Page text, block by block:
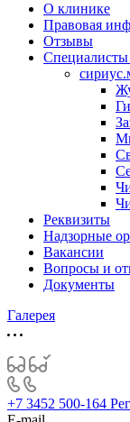
О клинике
Правовая
Отзывы
Специалисты
Реквизиты
Надзорные
Вакансии
Вопросы и
Документы
Галерея
+7 3452 500-164